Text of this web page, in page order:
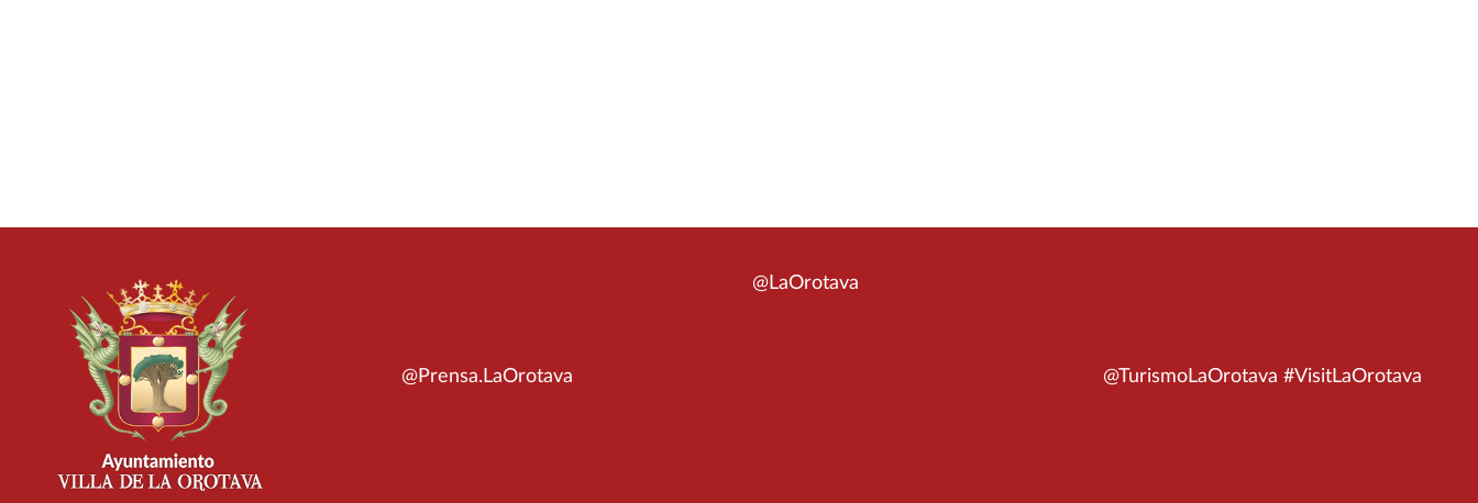
@Prensa.LaOrotava
@LaOrotava
@TurismoLaOrotava #VisitLaOrotava